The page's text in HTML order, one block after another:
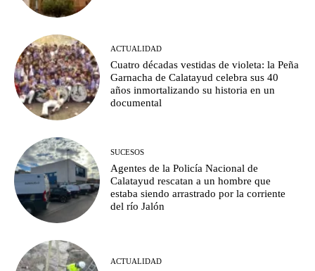
ACTUALIDAD
Cuatro décadas vestidas de violeta: la Peña
Garnacha de Calatayud celebra sus 40
años inmortalizando su historia en un
documental
SUCESOS
Agentes de la Policía Nacional de
Calatayud rescatan a un hombre que
estaba siendo arrastrado por la corriente
del río Jalón
ACTUALIDAD